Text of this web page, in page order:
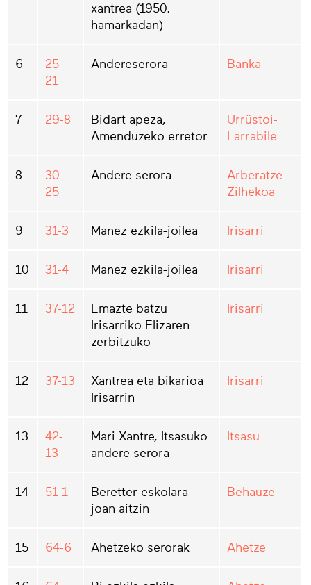
xantrea (1950.
hamarkadan)
6
25-
21
Andereserora Banka
7 29-8
Bidart apeza,
Amenduzeko erretor
Urrüstoi-
Larrabile
8
30-
25
Andere serora
Arberatze-
Zilhekoa
9 31-3 Manez ezkila-joilea Irisarri
10 31-4 Manez ezkila-joilea Irisarri
11 37-12
Emazte batzu
Irisarriko Elizaren
zerbitzuko
Irisarri
12 37-13
Xantrea eta bikarioa
Irisarrin
Irisarri
13
42-
13
Mari Xantre, Itsasuko
andere serora
Itsasu
14 51-1
Beretter eskolara
joan aitzin
Behauze
15 64-6 Ahetzeko serorak Ahetze